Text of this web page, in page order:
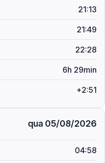
21:13
21:49
22:28
6h 29min
+2:51
qua 05/08/2026
04:58